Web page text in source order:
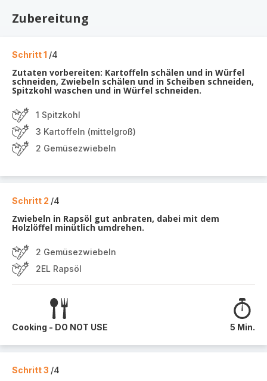
Zubereitung
Schritt 1 /4
Zutaten vorbereiten: Kartoffeln schälen und in Würfel
schneiden, Zwiebeln schälen und in Scheiben schneiden,
Spitzkohl waschen und in Würfel schneiden.
1 Spitzkohl
3 Kartoffeln (mittelgroß)
2 Gemüsezwiebeln
Schritt 2 /4
Zwiebeln in Rapsöl gut anbraten, dabei mit dem
Holzlöffel minütlich umdrehen.
2 Gemüsezwiebeln
2EL Rapsöl
Cooking - DO NOT USE 5 Min.
Schritt 3 /4